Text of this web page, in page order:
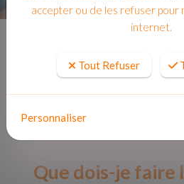
Que dois-je faire
accepter ou de les refuser pour
internet.
Tout Refuser
Personnaliser